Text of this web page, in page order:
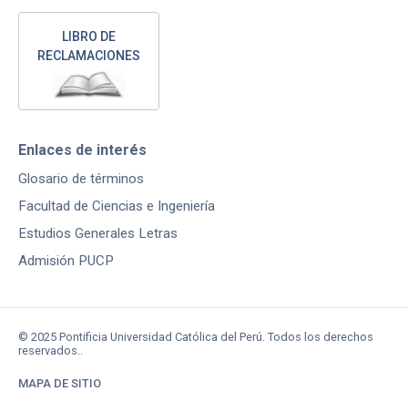
LIBRO DE
RECLAMACIONES
Enlaces de interés
Glosario de términos
Facultad de Ciencias e Ingeniería
Estudios Generales Letras
Admisión PUCP
© 2025 Pontificia Universidad Católica del Perú. Todos los derechos
reservados..
MAPA DE SITIO